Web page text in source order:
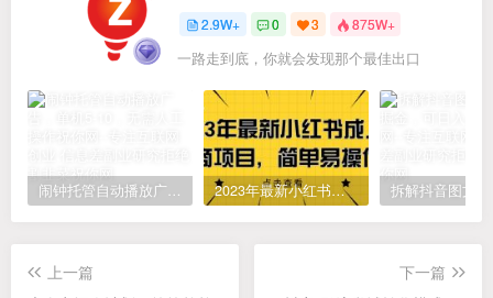
2.9W+ 0 3 875W+
一路走到底，你就会发现那个最佳出口
闹钟托管自动播放广告，单机5-10，无需人工操作 2023年最新小红书成人电商项目，简单易操作【详细教程】
上一篇
下一篇